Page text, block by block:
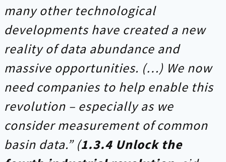
many other technological
developments have created a new
reality of data abundance and
massive opportunities. (…) We now
need companies to help enable this
revolution – especially as we
consider measurement of common
basin data.” (1.3.4 Unlock the